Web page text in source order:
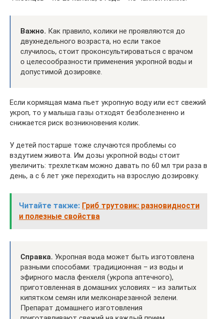
Важно. Как правило, колики не проявляются до
двухнедельного возраста, но если такое
случилось, стоит проконсультироваться с врачом
о целесообразности применения укропной воды и
допустимой дозировке.
Если кормящая мама пьет укропную воду или ест свежий
укроп, то у малыша газы отходят безболезненно и
снижается риск возникновения колик.
У детей постарше тоже случаются проблемы со
вздутием живота. Им дозы укропной воды стоит
увеличить: трехлеткам можно давать по 60 мл три раза в
день, а с 6 лет уже переходить на взрослую дозировку.
Читайте также: Гриб трутовик: разновидности
и полезные свойства
Справка. Укропная вода может быть изготовлена
разными способами: традиционная – из воды и
эфирного масла фенхеля (укропа аптечного),
приготовленная в домашних условиях – из залитых
кипятком семян или мелконарезанной зелени.
Препарат домашнего изготовления